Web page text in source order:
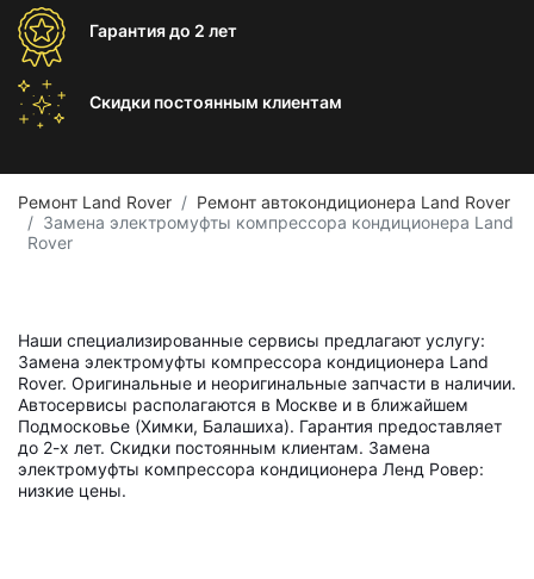
Гарантиядо 2 лет
Скидки постоянным клиентам
Ремонт Land Rover
Ремонт автокондиционера Land Rover
Замена электромуфты компрессора кондиционера Land
Rover
Наши специализированные сервисы предлагают услугу:
Замена электромуфты компрессора кондиционера Land
Rover. Оригинальные и неоригинальные запчасти в наличии.
Автосервисы располагаются в Москве и в ближайшем
Подмосковье (Химки, Балашиха). Гарантия предоставляет
до 2-х лет. Скидки постоянным клиентам. Замена
электромуфты компрессора кондиционера Ленд Ровер:
низкие цены.